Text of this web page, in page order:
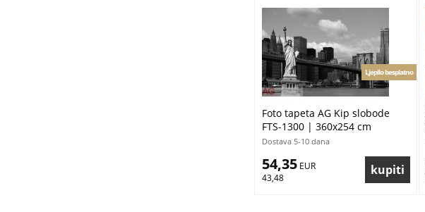
Foto tapeta AG Kip slobode
FTS-1300 | 360x254 cm
Ljepilo besplatno
Dostava 5-10 dana
54,35 EUR
43,48